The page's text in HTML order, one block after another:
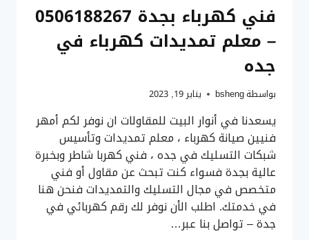
فني كهرباء بجدة 0506188267
– معلم تمديدات كهرباء في
جده
بواسطةbsheng يناير 19, 2023
يسعدنا في أنوار البيت للمقاولات ان نوفر لكم أمهر
فنيين صيانة كهرباء ، معلم تمديدات وتأسيس
شبكات التسليك في جده ، فني كهربا شاطر وبخبرة
عالية بجدة فسواء كنت تبحث عن مقاول أو فني
متخصص في مجال التسليك والتمديدات فنحن هنا
في خدمتك. اطلب الأن نوفر لك رقم كهربائي في
جدة – تواصل بنا عبر…